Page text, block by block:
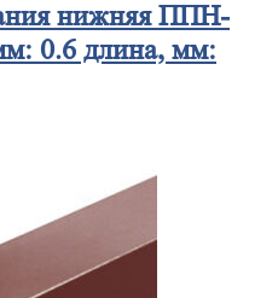
нижняя ППН-
0.6 длина, мм: